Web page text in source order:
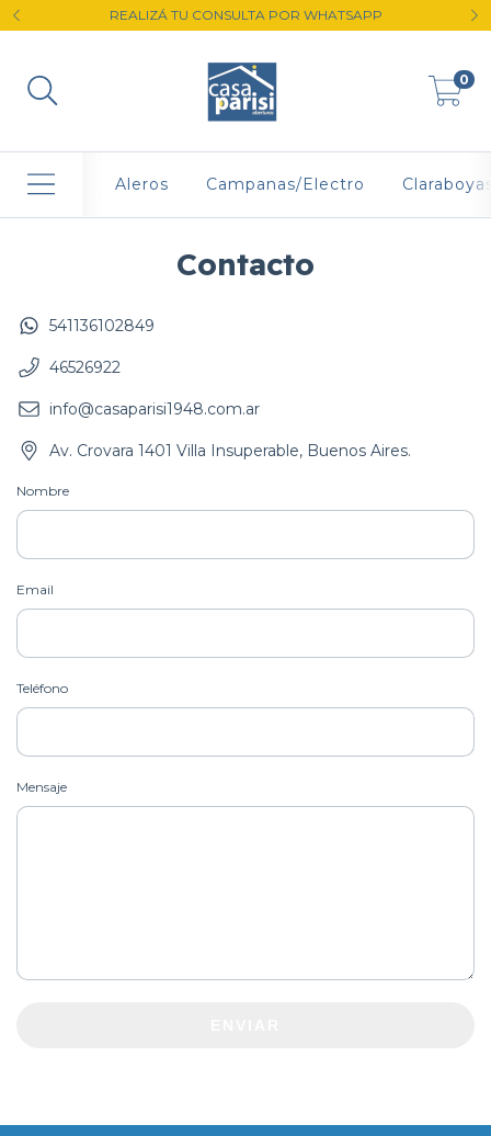
REALIZÁ TU CONSULTA POR WHATSAPP
0
Aleros Campanas/Electro
Contacto
541136102849
46526922
info@casaparisi1948.com.ar
Av. Crovara 1401 Villa Insuperable, Buenos Aires.
Nombre
Email
Teléfono
Mensaje